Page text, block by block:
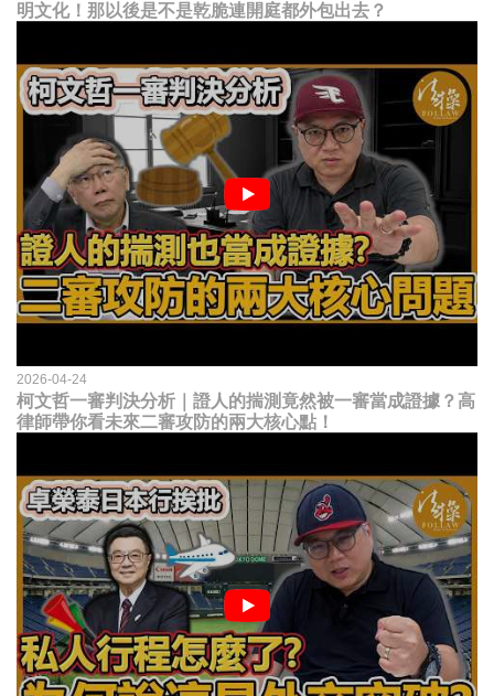
明文化！那以後是不是乾脆連開庭都外包出去？
2026-04-24
柯文哲一審判決分析｜證人的揣測竟然被一審當成證據？高
律師帶你看未來二審攻防的兩大核心點！